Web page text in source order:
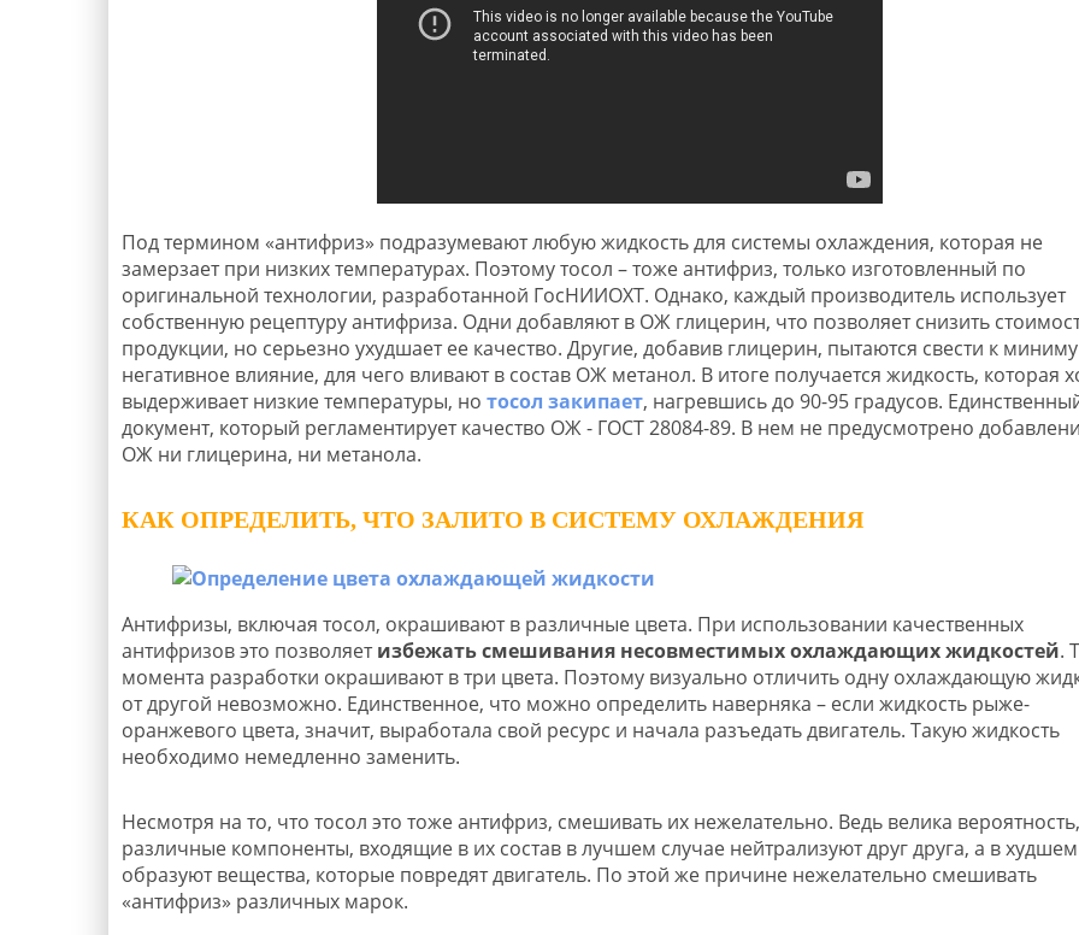
Под термином «антифриз» подразумевают любую жидкость для системы охлаждения, которая не
замерзает при низких температурах. Поэтому тосол – тоже антифриз, только изготовленный по
оригинальной технологии, разработанной ГосНИИОХТ. Однако, каждый производитель использует
собственную рецептуру антифриза. Одни добавляют в ОЖ глицерин, что позволяет снизить
продукции, но серьезно ухудшает ее качество. Другие, добавив глицерин, пытаются свести к
негативное влияние, для чего вливают в состав ОЖ метанол. В итоге получается жидкость, которая
выдерживает низкие температуры, но тосол закипает, нагревшись до 90-95 градусов.
документ, который регламентирует качество ОЖ - ГОСТ 28084-89. В нем не предусмотрено
ОЖ ни глицерина, ни метанола.
КАК ОПРЕДЕЛИТЬ, ЧТО ЗАЛИТО В СИСТЕМУ ОХЛАЖДЕНИЯ
Антифризы, включая тосол, окрашивают в различные цвета. При использовании качественных
антифризов это позволяетизбежать смешивания несовместимых охлаждающих жидкостей.
момента разработки окрашивают в три цвета. Поэтому визуально отличить одну охлаждающую
от другой невозможно. Единственное, что можно определить наверняка – если жидкость рыже-
оранжевого цвета, значит, выработала свой ресурс и начала разъедать двигатель. Такую жидкость
необходимо немедленно заменить.
Несмотря на то, что тосол это тоже антифриз, смешивать их нежелательно. Ведь велика
различные компоненты, входящие в их состав в лучшем случае нейтрализуют друг друга, а в худшем
образуют вещества, которые повредят двигатель. По этой же причине нежелательно смешивать
«антифриз» различных марок.